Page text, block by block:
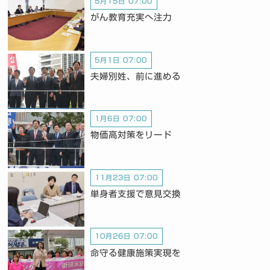
がん教育充実へ注力
5月1日 07:00
夫婦別姓、前に進める
1月6日 07:00
物価高対策をリード
11月23日 07:00
単身者支援で意見交換
10月26日 07:00
命守る健康施策実現を